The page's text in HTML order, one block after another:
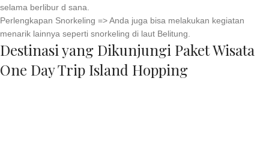
selama berlibur d sana.
Perlengkapan Snorkeling => Anda juga bisa melakukan kegiatan
menarik lainnya seperti snorkeling di laut Belitung.
Destinasi yang Dikunjungi Paket Wisata
One Day Trip Island Hopping